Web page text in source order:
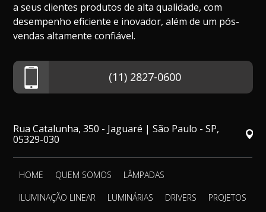
a seus clientes produtos de alta qualidade, com
desempenho eficiente e inovador, além de um pós-
vendas altamente confiável.
(11) 2827-0600
Rua Catalunha, 350 - Jaguaré | São Paulo - SP,
05329-030
HOME QUEM SOMOS
LÂMPADAS
ILUMINAÇÃO LINEAR
LUMINÁRIAS DRIVERS PROJETOS